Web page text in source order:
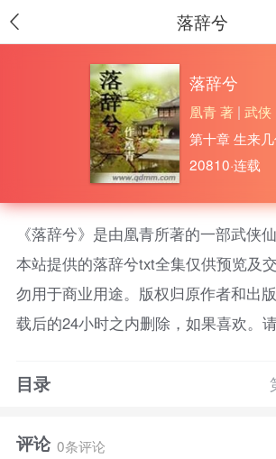
落辞兮
落辞兮
凰青 著 |武侠
第十章 生来
20810·连载
《落辞兮》是由凰青所著的一部武侠
本站提供的落辞兮txt全集仅供预览及
勿用于商业用途。版权归原作者和出
载后的24小时之内删除，如果喜欢。
冽，遥对着红衣男子：“如果你志在六
目录
评论 0条评论